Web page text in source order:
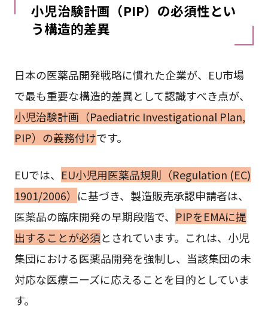
小児治験計画（PIP）の必須性とい
う構造的差異
日本の医薬品開発戦略に慣れた企業が、EU市場
で最も重要な構造的差異として認識すべき点が、
小児治験計画（Paediatric Investigational Plan,
PIP）の義務付けです。
EUでは、 EU小児用医薬品規則（Regulation (EC)
1901/2006） に基づき、製造販売承認申請者は、
医薬品の臨床開発の早期段階で、 PIPをEMAに提
出することが必須とされています。これは、小児
集団における医薬品開発を強制し、当該集団の未
対応な医療ニーズに応えることを目的としていま
す。